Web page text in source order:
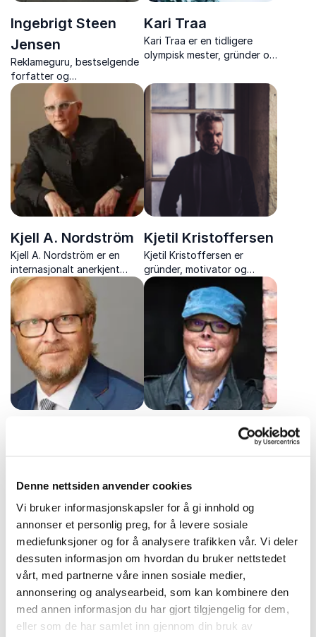
Denne nettsiden anvender cookies
Vi bruker informasjonskapsler for å gi innhold og
annonser et personlig preg, for å levere sosiale
mediefunksjoner og for å analysere trafikken vår. Vi deler
dessuten informasjon om hvordan du bruker nettstedet
vårt, med partnerne våre innen sosiale medier,
annonsering og analysearbeid, som kan kombinere den
med annen informasjon du har gjort tilgjengelig for dem,
eller som de har samlet inn gjennom din bruk av
Ingebrigt Steen
Jensen
Reklameguru, bestselgende
forfatter og
fotballentusiast, som nå
snakker om livet og
hverdagen med Alzheimers
sykdom, både for ham selv
og hans nærmeste.
Kari Traa
Kari Traa er en tidligere
olympisk mester, gründer og
foredragsholder som deler
sin historie om suksess,
motgang og hvordan man
bygger en sterk merkevare.
Hun inspirerer med innsikt i
hvo...
Kjell A. Nordström
Kjell A. Nordström er en
internasjonalt anerkjent
økonom og foredragsholder
som inspirerer med innsikt i
globalisering, fremtidens
arbeidsliv og innovasjon.
Kjetil Kristoffersen
Kjetil Kristoffersen er
gründer, motivator og
foredragsholder. Gjennom
et rørende, morsomt og
inspirerende foredrag, gir
han tilhørerne lyst og frihet
til å prestere, og skape
meningsfulle endringer.
Jarnheimer
erfaren forretningsleder og
innsikt i ledelse, innovasjon
og strategi fra sin
suksessrike karriere i
internasjonalt næringsliv.
Lasse Gustavson
foredrag inspirerer med
gripende historier om mot,
livskraft og personlig vekst.